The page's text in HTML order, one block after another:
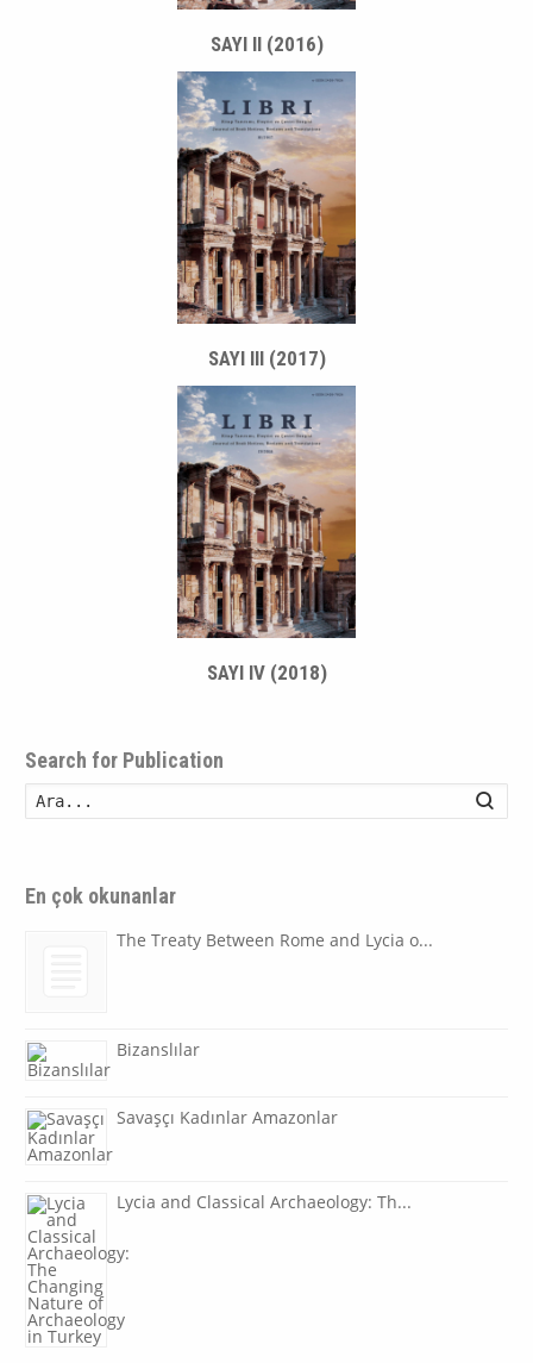
SAYI II (2016)
SAYI III (2017)
SAYI IV (2018)
Search for Publication
En çok okunanlar
The Treaty Between Rome and Lycia o...
Bizanslılar
Savaşçı Kadınlar Amazonlar
Lycia and Classical Archaeology: Th...